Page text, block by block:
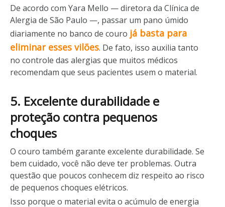
De acordo com Yara Mello — diretora da Clínica de
Alergia de São Paulo —, passar um pano úmido
diariamente no banco de couro já basta para
eliminar esses vilões. De fato, isso auxilia tanto
no controle das alergias que muitos médicos
recomendam que seus pacientes usem o material.
5. Excelente durabilidade e
proteção contra pequenos
choques
O couro também garante excelente durabilidade. Se
bem cuidado, você não deve ter problemas. Outra
questão que poucos conhecem diz respeito ao risco
de pequenos choques elétricos.
Isso porque o material evita o acúmulo de energia